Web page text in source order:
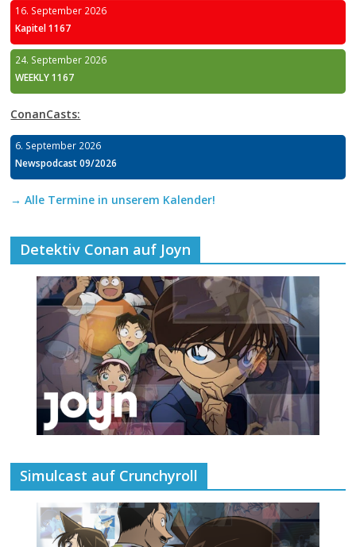
16. September 2026
Kapitel 1167
24. September 2026
WEEKLY 1167
ConanCasts:
6. September 2026
Newspodcast 09/2026
→ Alle Termine in unserem Kalender!
Detektiv Conan auf Joyn
Simulcast auf Crunchyroll